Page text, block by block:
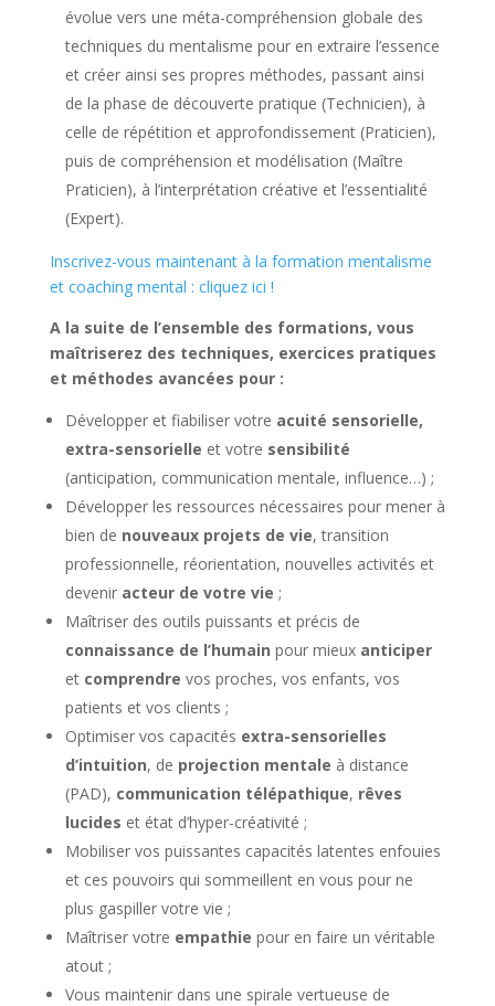
évolue vers une méta-compréhension globale des
techniques du mentalisme pour en extraire l’essence
et créer ainsi ses propres méthodes, passant ainsi
de la phase de découverte pratique (Technicien), à
celle de répétition et approfondissement (Praticien),
puis de compréhension et modélisation (Maître
Praticien), à l’interprétation créative et l’essentialité
(Expert).
Inscrivez-vous maintenant à la formation mentalisme
et coaching mental : cliquez ici !
A la suite de l’ensemble des formations, vous
maîtriserez des techniques, exercices pratiques
et méthodes avancées pour :
Développer et fiabiliser votre acuité sensorielle,
extra-sensorielle et votre sensibilité
(anticipation, communication mentale, influence…) ;
Développer les ressources nécessaires pour mener à
bien de nouveaux projets de vie, transition
professionnelle, réorientation, nouvelles activités et
devenir acteur de votre vie ;
Maîtriser des outils puissants et précis de
connaissance de l’humain pour mieux anticiper
et comprendre vos proches, vos enfants, vos
patients et vos clients ;
Optimiser vos capacités extra-sensorielles
d’intuition, de projection mentale à distance
(PAD), communication télépathique, rêves
lucides et état d’hyper-créativité ;
Mobiliser vos puissantes capacités latentes enfouies
et ces pouvoirs qui sommeillent en vous pour ne
plus gaspiller votre vie ;
Maîtriser votre empathie pour en faire un véritable
atout ;
Vous maintenir dans une spirale vertueuse de
Recevoir la Newsletter
Garantie : votre adresse email restera confidentielle, à usage
l'unique de la formation P2C.